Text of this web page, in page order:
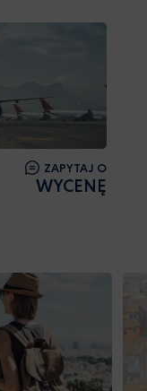
ZAPYTAJ O
WYCENĘ